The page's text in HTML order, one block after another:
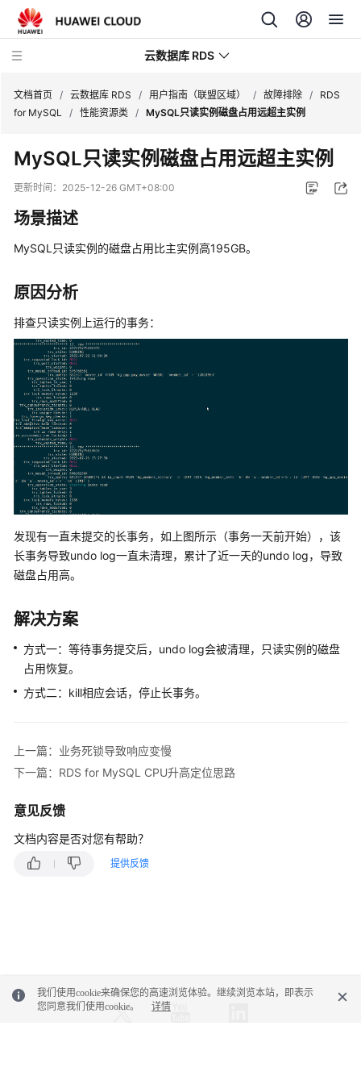
云数据库 RDS
产
介
绍
费
明
快
速
入
门
内
核
介
绍
用
户
指
佳
实
践
能
白
皮
API
参
考
见
文档首页 / 云数据库 RDS / 用户指南（联盟区域） / 故障排除 /
RDS
for MySQL / 性能资源类 / MySQL只读实例磁盘占用远超主实例
MySQL只读实例磁盘占用远超主实例
更新时间： 2025-12-26 GMT+08:00
场景描述
MySQL只读实例的磁盘占用比主实例高195GB。
原因分析
排查只读实例上运行的事务：
发现有一直未提交的长事务，如上图所示（事务一天前开始），该
长事务导致undo log一直未清理，累计了近一天的undo log，导致
磁盘占用高。
解决方案
方式一：等待事务提交后，undo log会被清理，只读实例的磁盘
占用恢复。
方式二：kill相应会话，停止长事务。
上一篇：业务死锁导致响应变慢
下一篇：RDS for MySQL CPU升高定位思路
意见反馈
文档内容是否对您有帮助？
提供反馈
我们使用cookie来确保您的高速浏览体验。继续浏览本站，即表示
您同意我们使用cookie。
详情